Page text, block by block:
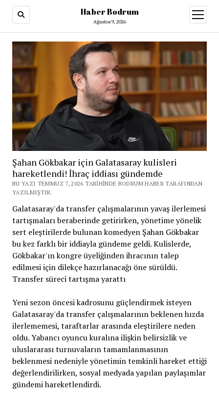
Haber Bodrum
Ağustos 9, 2026
aç
Şahan Gökbakar için Galatasaray kulisleri
hareketlendi! İhraç iddiası gündemde
BU YAZI TEMMUZ 7, 2026 TARIHINDE BODRUM HABER TARAFINDAN
YAZILMIŞTIR.
Galatasaray'da transfer çalışmalarının yavaş ilerlemesi
tartışmaları beraberinde getirirken, yönetime yönelik
sert eleştirilerde bulunan komedyen Şahan Gökbakar
bu kez farklı bir iddiayla gündeme geldi. Kulislerde,
Gökbakar'ın kongre üyeliğinden ihracının talep
edilmesi için dilekçe hazırlanacağı öne sürüldü.
Transfer süreci tartışma yarattı
Yeni sezon öncesi kadrosunu güçlendirmek isteyen
Galatasaray'da transfer çalışmalarının beklenen hızda
ilerlememesi, taraftarlar arasında eleştirilere neden
oldu. Yabancı oyuncu kuralına ilişkin belirsizlik ve
uluslararası turnuvaların tamamlanmasının
beklenmesi nedeniyle yönetimin temkinli hareket ettiği
değerlendirilirken, sosyal medyada yapılan paylaşımlar
gündemi hareketlendirdi.